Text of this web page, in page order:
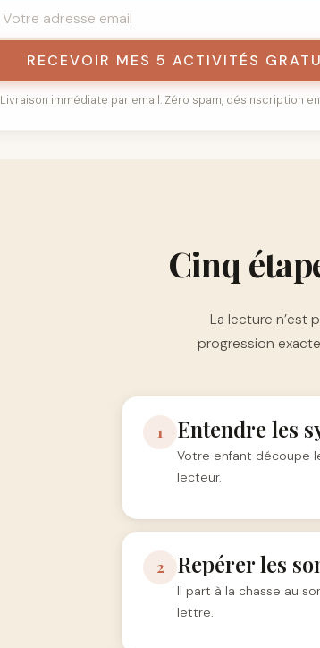
RECEVOIR MES 5 ACTIVITÉS
Livraison immédiate par email. Zéro spam, désinscription
Cinq
La lecture n’est
progression
1 Entendre les
Votre enfant découpe
lecteur.
2 Repérer les
Il part à la chasse au
lettre.